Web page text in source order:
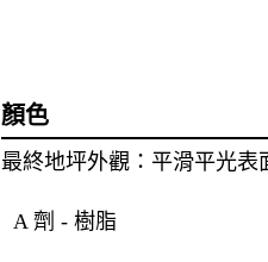
顏色
最終地坪外觀：平滑平光表
A 劑 - 樹脂